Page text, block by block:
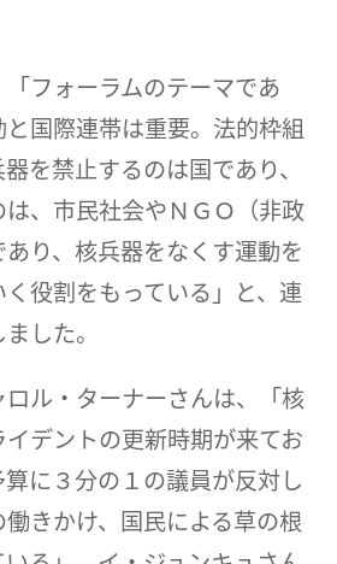
フォーラムのテーマであ
国際連帯は重要。法的枠組
を禁止するのは国であり、
、市民社会やＮＧＯ（非政
り、核兵器をなくす運動を
役割をもっている」と、連
した。
ル・ターナーさんは、「核
デントの更新時期が来てお
に３分の１の議員が反対し
きかけ、国民による草の根